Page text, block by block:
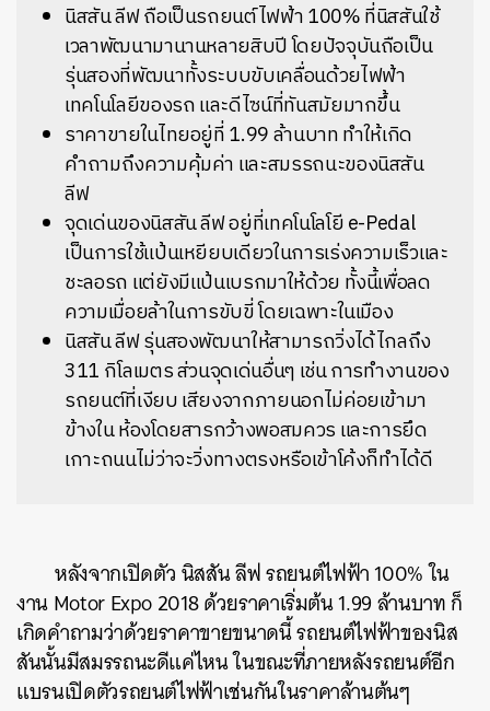
นิสสัน ลีฟ ถือเป็นรถยนต์ไฟฟ้า 100% ที่นิสสันใช้
เวลาพัฒนามานานหลายสิบปี โดยปัจจุบันถือเป็น
รุ่นสองที่พัฒนาทั้งระบบขับเคลื่อนด้วยไฟฟ้า
เทคโนโลยีของรถ และดีไซน์ที่ทันสมัยมากขึ้น
ราคาขายในไทยอยู่ที่ 1.99 ล้านบาท ทำให้เกิด
คำถามถึงความคุ้มค่า และสมรรถนะของนิสสัน
ลีฟ
จุดเด่นของนิสสัน ลีฟ อยู่ที่เทคโนโลโยี e-Pedal
เป็นการใช้แป้นเหยียบเดียวในการเร่งความเร็วและ
ชะลอรถ แต่ยังมีแป้นเบรกมาให้ด้วย ทั้งนี้เพื่อลด
ความเมื่อยล้าในการขับขี่ โดยเฉพาะในเมือง
นิสสัน ลีฟ รุ่นสองพัฒนาให้สามารถวิ่งได้ไกลถึง
311 กิโลเมตร ส่วนจุดเด่นอื่นๆ เช่น การทำงานของ
รถยนต์ที่เงียบ เสียงจากภายนอกไม่ค่อยเข้ามา
ข้างใน ห้องโดยสารกว้างพอสมควร และการยึด
เกาะถนนไม่ว่าจะวิ่งทางตรงหรือเข้าโค้งก็ทำได้ดี
หลังจากเปิดตัว นิสสัน ลีฟ รถยนต์ไฟฟ้า 100% ใน
งาน Motor Expo 2018 ด้วยราคาเริ่มต้น 1.99 ล้านบาท ก็
เกิดคำถามว่าด้วยราคาขายขนาดนี้ รถยนต์ไฟฟ้าของนิส
สันนั้นมีสมรรถนะดีแค่ไหน ในขณะที่ภายหลังรถยนต์อีก
แบรนเปิดตัวรถยนต์ไฟฟ้าเช่นกันในราคาล้านต้นๆ